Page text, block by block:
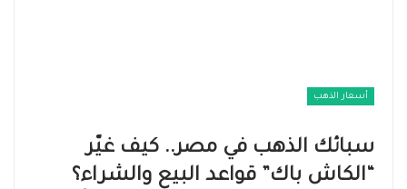
أسعار الذهب
سبائك الذهب في مصر.. كيف غيّر
“الكاش باك” قواعد البيع والشراء؟